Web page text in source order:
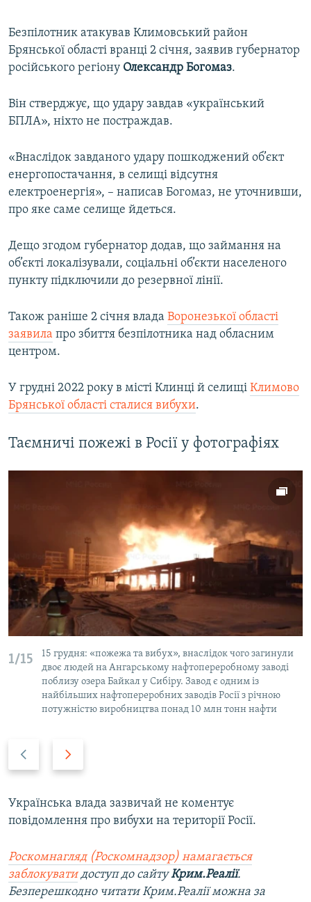
Усі сайти RFE/RL
Безпілотник атакував Климовський район
Брянської області вранці 2 січня, заявив губернатор
російського регіону Олександр Богомаз.
Він стверджує, що удару завдав «український
БПЛА», ніхто не постраждав.
«Внаслідок завданого удару пошкоджений об’єкт
енергопостачання, в селищі відсутня
електроенергія», – написав Богомаз, не уточнивши,
про яке саме селище йдеться.
Дещо згодом губернатор додав, що займання на
об’єкті локалізували, соціальні об’єкти населеного
пункту підключили до резервної лінії.
Також раніше 2 січня влада Воронезької області
заявила про збиття безпілотника над обласним
центром.
У грудні 2022 року в місті Клинці й селищі Климово
Брянської області сталися вибухи.
Таємничі пожежі в Росії у фотографіях
1/15
15 грудня: «пожежа та вибух», внаслідок чого загинули
двоє людей на Ангарському нафтопереробному заводі
поблизу озера Байкал у Сибіру. Завод є одним із
найбільших нафтопереробних заводів Росії з річною
потужністю виробництва понад 10 млн тонн нафти
v
i
u
s
s
t
s
i
d
e
Українська влада зазвичай не коментує
повідомлення про вибухи на території Росії.
Роскомнагляд (Роскомнадзор) намагається
заблокуватидоступ до сайтуКрим.Реалії.
Безперешкодно читати Крим.Реалії можна за